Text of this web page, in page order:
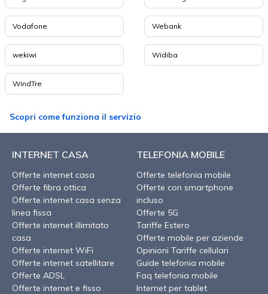
Vodafone Webank
wekiwi Widiba
WindTre
Scopri come funziona il servizio
INTERNET CASA
Offerte internet casa
Offerte fibra ottica
Offerte internet casa senza
linea fissa
Offerte internet illimitato
casa
Offerte internet WiFi
Offerte internet satellitare
Offerte ADSL
Offerte internet e fisso
TELEFONIA MOBILE
Offerte telefonia mobile
Offerte con smartphone
incluso
Offerte 5G
Tariffe Estero
Offerte mobile per aziende
Opinioni Tariffe cellulari
Guide telefonia mobile
Faq telefonia mobile
Internet per tablet